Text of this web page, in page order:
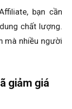
bạn cần
chất lượng.
mà nhiều người
giảm giá